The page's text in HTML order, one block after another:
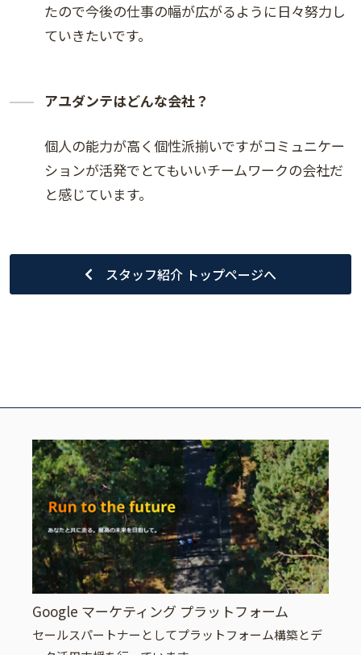
たので今後の仕事の幅が広がるように日々努力し
ていきたいです。
アユダンテはどんな会社？
個人の能力が高く個性派揃いですがコミュニケー
ションが活発でとてもいいチームワークの会社だ
と感じています。
スタッフ紹介 トップページへ
Google マーケティング プラットフォーム
セールスパートナーとしてプラットフォーム構築とデ